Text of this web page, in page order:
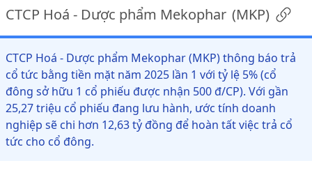
CTCP Hoá - Dược phẩm Mekophar (MKP)
CTCP Hoá - Dược phẩm Mekophar (MKP) thông báo trả
cổ tức bằng tiền mặt năm 2025 lần 1 với tỷ lệ 5% (cổ
đông sở hữu 1 cổ phiếu được nhận 500 đ/CP). Với gần
25,27 triệu cổ phiếu đang lưu hành, ước tính doanh
nghiệp sẽ chi hơn 12,63 tỷ đồng để hoàn tất việc trả cổ
tức cho cổ đông.